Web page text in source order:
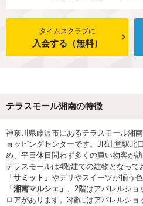
タイムズクラブに
入会する（無料）
テラスモール湘南の特徴
神奈川県藤沢市にあるテラスモール湘
ョッピングセンターです。JR辻堂駅北
め、平日休日問わず多くの買い物客が訪
テラスモールは4階建ての建物となって
「サミット」 やデリやスイーツが揃う
「湘南マルシェ」 、2階はアパレルショ
ロアがあります。3階にはアパレルシ